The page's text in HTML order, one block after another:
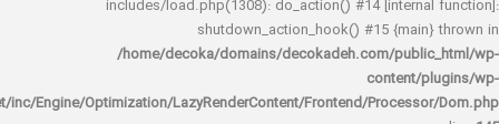
includes/load.php(1308): do_action() #14
shutdown_action_hook() #15
/home/decoka/domains/decokadeh.com/
rocket/inc/Engine/Optimization/LazyRenderContent/Frontend/